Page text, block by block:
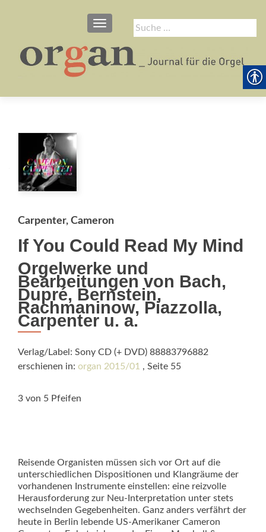
Suche
nach:
SCHALTE NAVIGATION
Carpenter, Cameron
If You Could Read My Mind
Orgelwerke und
Bearbeitungen von Bach,
Dupré, Bernstein,
Rachmaninow, Piazzolla,
Carpenter u. a.
Verlag/Label: Sony CD (+ DVD) 88883796882
erschienen in: organ 2015/01 , Seite 55
3 von 5 Pfeifen
Reisende Organisten müssen sich vor Ort auf die
unterschiedlichen Dispositionen und Klangräume der
vorhandenen Instrumente einstellen: eine reizvolle
Herausforderung zur Neu-Interpretation unter stets
wechselnden Gegebenheiten. Ganz anders verfährt der
heute in Berlin lebende US-Amerikaner Cameron